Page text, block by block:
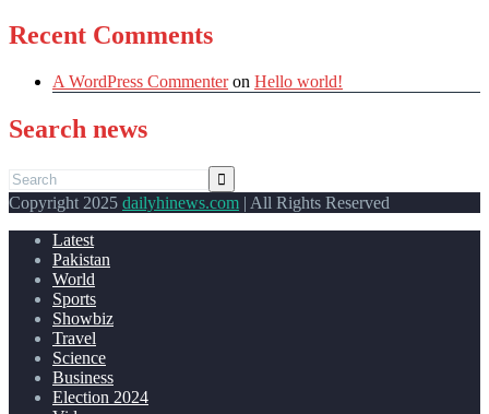
Recent Comments
A WordPress Commenteron Hello world!
Search news
Copyright 2025 dailyhinews.com | All Rights Reserved
Latest
Pakistan
World
Sports
Showbiz
Travel
Science
Business
Election 2024